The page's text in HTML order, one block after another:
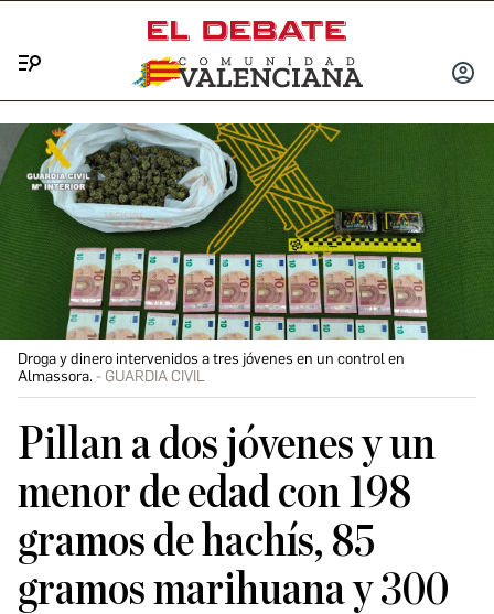
INICIAR
Droga y dinero intervenidos a tres jóvenes en un control en
Almassora.
GUARDIA CIVIL
Pillan a dos jóvenes y un
menor de edad con 198
gramos de hachís, 85
gramos marihuana y 300